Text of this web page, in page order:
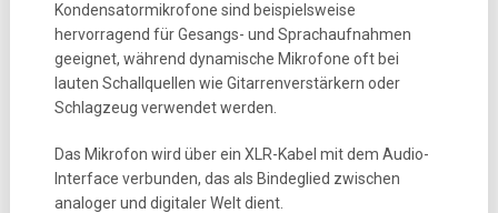
Kondensatormikrofone sind beispielsweise
hervorragend für Gesangs- und Sprachaufnahmen
geeignet, während dynamische Mikrofone oft bei
lauten Schallquellen wie Gitarrenverstärkern oder
Schlagzeug verwendet werden.
Das Mikrofon wird über ein XLR-Kabel mit dem Audio-
Interface verbunden, das als Bindeglied zwischen
analoger und digitaler Welt dient.